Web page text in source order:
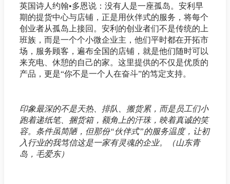
英国诗人约翰•多恩说：没有人是一座孤岛。安利早
期的提货中心与店铺，正是用伙伴式的服务，将每个
创业者从孤岛上接回。安利的创业者们不是传统的上
班族，而是一个个小微企业主，他们平时都在开拓市
场，服务顾客，遍布全国的店铺，就是他们随时可以
来充电、休憩的自己的家。这里提供的不仅是优质的
产品，更是“你不是一个人在奋斗”的笃定支持。
印象最深的不是天热、排队、搬货累，而是员工们小
跑着递纸笔、捆货箱，额角上的汗珠，映着真诚的笑
容。条件虽简陋，但那份“伙伴式”的服务温度，让初
入行业的我笃信这是一家有灵魂的企业。（山东青
岛，毛爱东）